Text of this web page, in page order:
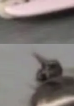
据
/